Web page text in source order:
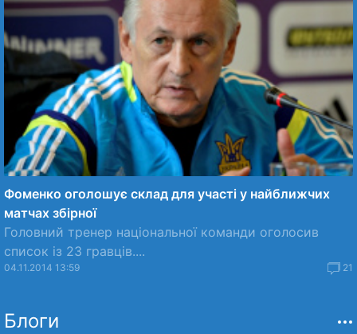
Фоменко оголошує склад для участі у найближчих
матчах збірної
Головний тренер національної команди оголосив
список із 23 гравців....
04.11.2014 13:59 21
Блоги